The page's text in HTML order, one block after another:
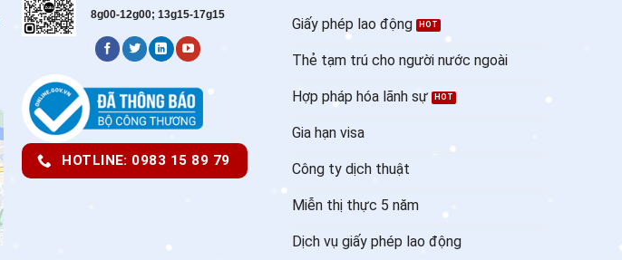
8g00-12g00; 13g15-17g15
HOTLINE: 0983 15 89 79
Giấy phép lao động
Thẻ tạm trú cho người nước ngoài
Hợp pháp hóa lãnh sự
Gia hạn visa
Công ty dịch thuật
Miễn thị thực 5 năm
Dịch vụ giấy phép lao động